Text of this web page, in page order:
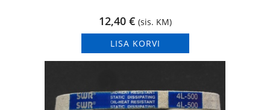
12,40 € (sis. KM)
LISA KORVI